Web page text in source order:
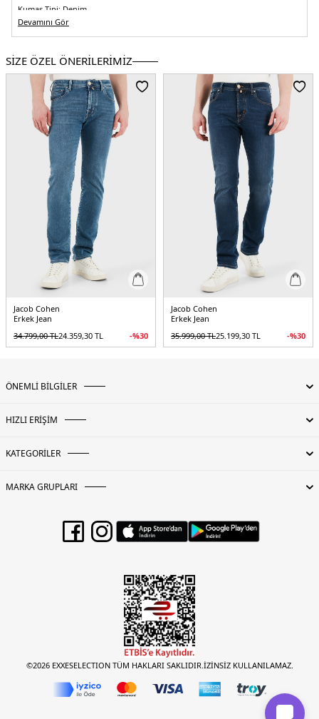
Kumaş Tipi: Denim
Bel:Normal Bel
Paça Tipi:
Dar Paça
Kalıp Bilgisi:Slim Fit
Manken Bedeni: Boy : 1.90 cm / Göğüs : 108 cm / Bel : 85 cm / Basen : 100 cm
/ Beden : 32
Yaş Grubu:Yetişkin
Türkiye
5DY1JUMQE004030S3618S1800D.135
Devamını Gör
SİZE ÖZEL ÖNERİLERİMİZ
Jacob Cohen
Erkek Jean
34.799,00TL24.359,30 TL -%30
Jacob Cohen
Erkek Jean
35.999,00TL25.199,30 TL -%30
ÖNEMLİ BİLGİLER
HIZLI ERİŞİM
KATEGORİLER
MARKA GRUPLARI
©2026 EXXESELECTION TÜM HAKLARI SAKLIDIR.İZİNSİZ KULLANILAMAZ.